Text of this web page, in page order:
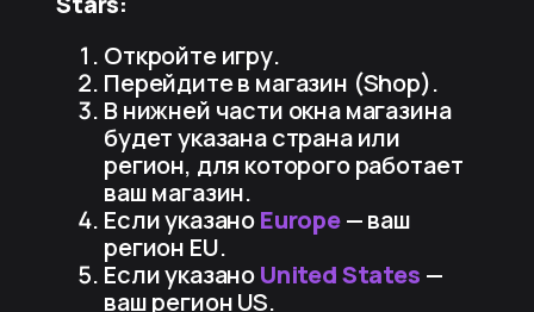
Откройте игру.
Перейдите в магазин (Shop).
В нижней части окна магазина
будет указана страна или
регион, для которого работает
ваш магазин.
Если указаноEurope— ваш
регион EU.
Если указаноUnited States —
ваш регион US.